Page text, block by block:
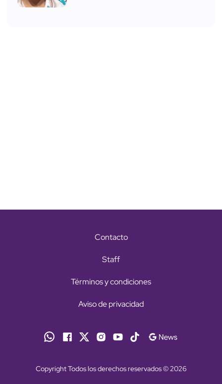
Contacto
Staff
Términos y condiciones
Aviso de privacidad
Copyright Todos los derechos reservados © 2026